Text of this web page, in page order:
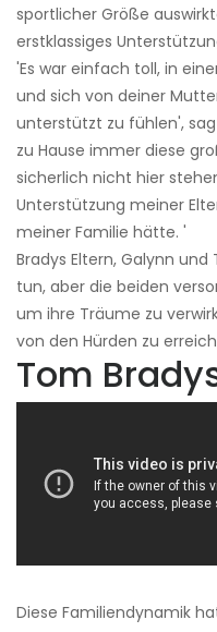
sportlicher Größe
erstklassiges
'Es war einfach toll, in
und sich von deiner
unterstützt zu fühlen',
zu Hause immer diese
sicherlich nicht hier
Unterstützung meiner
meiner Familie hätte. '
Bradys Eltern, Galynn
tun, aber die beiden
um ihre Träume zu
von den Hürden zu
Tom
Diese Familiendynamik